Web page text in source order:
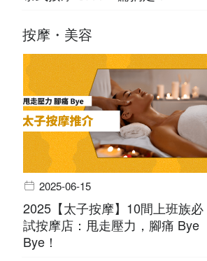
按摩・美容
2025-06-15
2025【太子按摩】10間上班族必
試按摩店：甩走壓力，腳痛 Bye
Bye！